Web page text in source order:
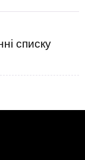
списку